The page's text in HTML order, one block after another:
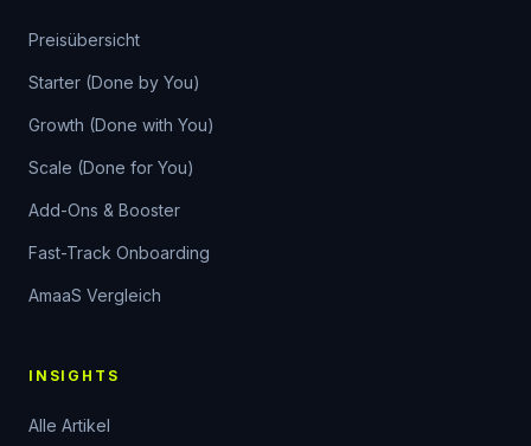
Preisübersicht
Starter (Done by You)
Growth (Done with You)
Scale (Done for You)
Add-Ons & Booster
Fast-Track Onboarding
AmaaS Vergleich
INSIGHTS
Alle Artikel